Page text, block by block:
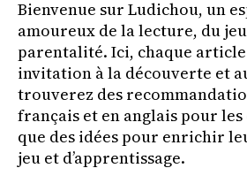
Bienvenue sur Ludichou, un
amoureux de la lecture, du
parentalité. Ici, chaque article
invitation à la découverte et
trouverez des
français et en anglais pour
que des idées pour enrichir
jeu et d’apprentissage.